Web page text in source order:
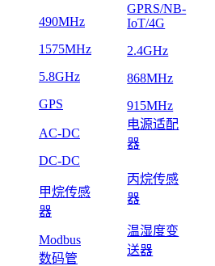
490MHz
1575MHz
5.8GHz
GPS
GPRS/NB-
IoT/4G
2.4GHz
868MHz
915MHz
AC-DC
DC-DC
电源适配
器
甲烷传感
器
Modbus
数码管
丙烷传感
器
温湿度变
送器